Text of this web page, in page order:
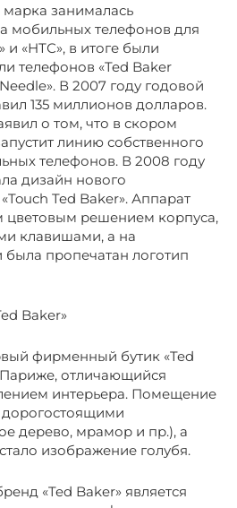
занималась
мобильных телефонов для
и «НТС», в итоге были
телефонов «Ted Baker
В 2007 году годовой
135 миллионов долларов.
о том, что в скором
линию собственного
телефонов. В 2008 году
дизайн нового
Ted Baker». Аппарат
цветовым решением корпуса,
клавишами, а на
пропечатан логотип
Baker»
фирменный бутик «Ted
отличающийся
интерьера. Помещение
дерево, мрамор и пр.), а
изображение голубя.
«Ted Baker» является